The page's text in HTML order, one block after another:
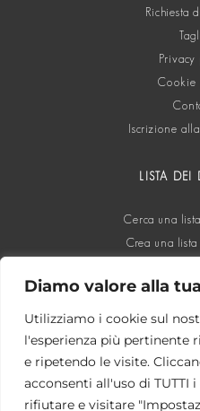
Diamo valore alla
Utilizziamo i cookie sul
l'esperienza più pertinente
e ripetendo le visite.
acconsenti all'uso di TUTTI
rifiutare e visitare
Richiesta
Privacy
Cookie
Iscrizione
LISTA DEI
Cerca una
Crea una